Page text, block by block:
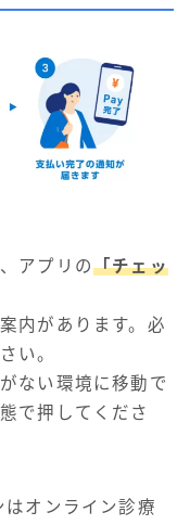
アプリの「チェッ
内があります。必
い。
ない環境に移動で
で押してくださ
オンライン診療